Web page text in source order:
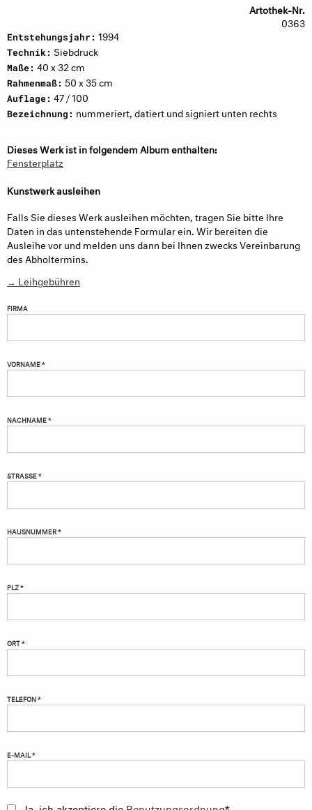
Artothek-Nr.
0363
Entstehungsjahr: 1994
Technik: Siebdruck
Maße: 40 x 32 cm
Rahmenmaß: 50 x 35 cm
Auflage: 47 / 100
Bezeichnung: nummeriert, datiert und signiert unten rechts
Dieses Werk ist in folgendem Album enthalten:
Fensterplatz
Kunstwerk ausleihen
Falls Sie dieses Werk ausleihen möchten, tragen Sie bitte Ihre
Daten in das untenstehende Formular ein. Wir bereiten die
Ausleihe vor und melden uns dann bei Ihnen zwecks Vereinbarung
des Abholtermins.
→ Leihgebühren
FIRMA
VORNAME *
NACHNAME *
STRASSE *
HAUSNUMMER *
PLZ *
ORT *
TELEFON *
E-MAIL *